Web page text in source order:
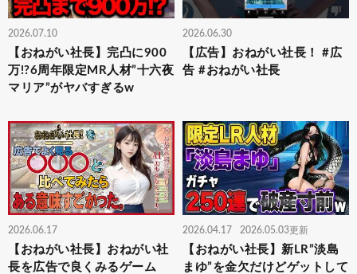
2026.07.10
【おねがい社長】完凸に900
万!?6周年限定MR人材”十六夜
マリア”がヤバすぎるw
2026.06.30
【広告】おねがい社長！ #広
告 #おねがい社長
2026.06.17
【おねがい社長】おねがい社
長を広告で良くみるゲーム
2026.04.17 2026.05.03更新
【おねがい社長】新LR”淡島
まゆ”を金欠だけどゲットして